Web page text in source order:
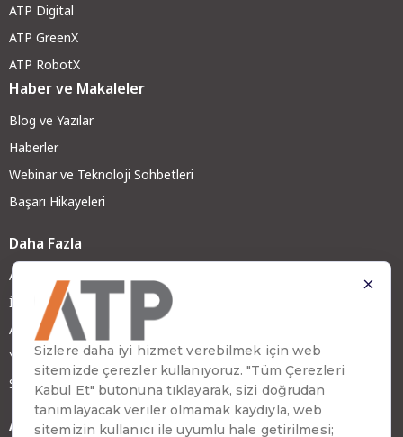
ATP Digital
ATP GreenX
ATP RobotX
Haber ve Makaleler
Blog ve Yazılar
Haberler
Webinar ve Teknoloji Sohbetleri
Başarı Hikayeleri
Daha Fazla
ATP Hakkında
İş Ortağımız Olun
ATP Kariyer
Yatırımcı İlişkileri
Sürdürülebilirlik
Adres